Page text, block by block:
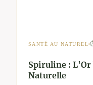
SANTÉ AU NATUREL
Spiruline :
Naturelle